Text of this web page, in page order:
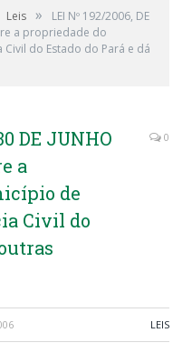
Leis »
LEI Nº 192/2006, DE
a propriedade do
Civil do Estado do Pará e dá
DE JUNHO
a
de
Civil do
0
LEIS